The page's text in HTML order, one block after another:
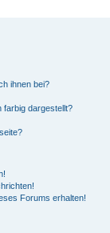
ihnen bei?
farbig dargestellt?
Forums erhalten!